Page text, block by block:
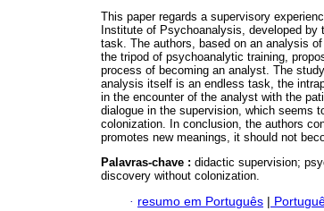
This paper regards a supervisory
Institute of Psychoanalysis, developed
task. The authors, based on an analysis
the tripod of psychoanalytic training,
process of becoming an analyst. The
analysis itself is an endless task, the
in the encounter of the analyst with the
dialogue in the supervision, which seems
colonization. In conclusion, the authors
promotes new meanings, it should not
Palavras-chave : didactic supervision;
discovery without colonization.
· resumo em Português |